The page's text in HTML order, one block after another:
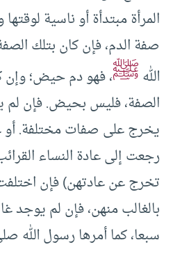
المرأة مبتدأة أو ناسية
صفة الدم، فإن كان بتلك
اللهﷺ، فهو دم حيض؛ وإن
الصفة، فليس بحيض. فإن لم
يخرج على صفات مختلفة.
رجعت إلى عادة النساء
تخرج عن عادتهن) فإن اختلفت
بالغالب منهن، فإن لم
سبعا، كما أمرها رسول الله